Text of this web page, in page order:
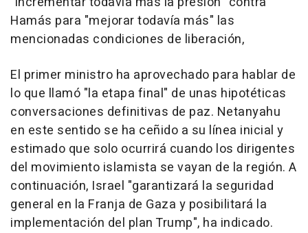
Hamás para "mejorar todavía más" las
mencionadas condiciones de liberación,
El primer ministro ha aprovechado para hablar de
lo que llamó "la etapa final" de unas hipotéticas
conversaciones definitivas de paz. Netanyahu
en este sentido se ha ceñido a su línea inicial y
estimado que solo ocurrirá cuando los dirigentes
del movimiento islamista se vayan de la región. A
continuación, Israel "garantizará la seguridad
general en la Franja de Gaza y posibilitará la
implementación del plan Trump", ha indicado.